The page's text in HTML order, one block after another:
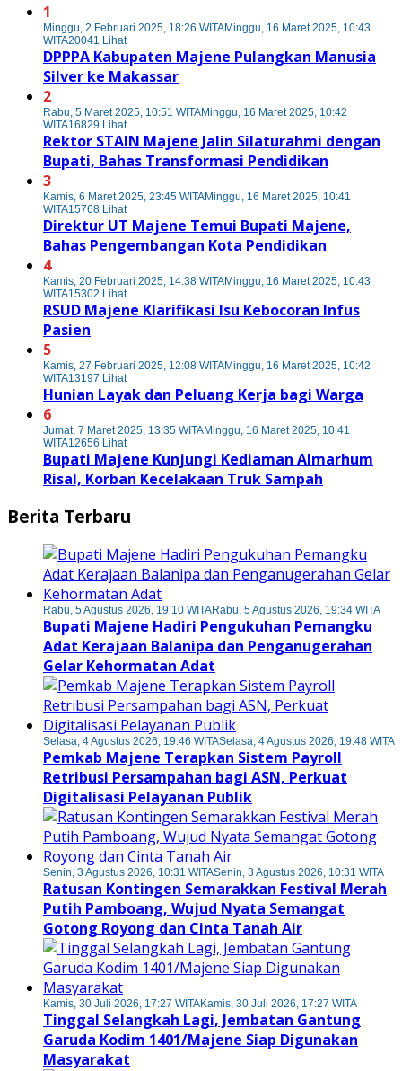
1
Minggu, 2 Februari 2025, 18:26 WITAMinggu, 16 Maret 2025, 10:43
WITA20041 Lihat
DPPPA Kabupaten Majene Pulangkan Manusia
Silver ke Makassar
2
Rabu, 5 Maret 2025, 10:51 WITAMinggu, 16 Maret 2025, 10:42
WITA16829 Lihat
Rektor STAIN Majene Jalin Silaturahmi dengan
Bupati, Bahas Transformasi Pendidikan
3
Kamis, 6 Maret 2025, 23:45 WITAMinggu, 16 Maret 2025, 10:41
WITA15768 Lihat
Direktur UT Majene Temui Bupati Majene,
Bahas Pengembangan Kota Pendidikan
4
Kamis, 20 Februari 2025, 14:38 WITAMinggu, 16 Maret 2025, 10:43
WITA15302 Lihat
RSUD Majene Klarifikasi Isu Kebocoran Infus
Pasien
5
Kamis, 27 Februari 2025, 12:08 WITAMinggu, 16 Maret 2025, 10:42
WITA13197 Lihat
Hunian Layak dan Peluang Kerja bagi Warga
6
Jumat, 7 Maret 2025, 13:35 WITAMinggu, 16 Maret 2025, 10:41
WITA12656 Lihat
Bupati Majene Kunjungi Kediaman Almarhum
Risal, Korban Kecelakaan Truk Sampah
Berita Terbaru
Rabu, 5 Agustus 2026, 19:10 WITARabu, 5 Agustus 2026, 19:34 WITA
Bupati Majene Hadiri Pengukuhan Pemangku
Adat Kerajaan Balanipa dan Penganugerahan
Gelar Kehormatan Adat
Selasa, 4 Agustus 2026, 19:46 WITASelasa, 4 Agustus 2026, 19:48 WITA
Pemkab Majene Terapkan Sistem Payroll
Retribusi Persampahan bagi ASN, Perkuat
Digitalisasi Pelayanan Publik
Senin, 3 Agustus 2026, 10:31 WITASenin, 3 Agustus 2026, 10:31 WITA
Ratusan Kontingen Semarakkan Festival Merah
Putih Pamboang, Wujud Nyata Semangat
Gotong Royong dan Cinta Tanah Air
Kamis, 30 Juli 2026, 17:27 WITAKamis, 30 Juli 2026, 17:27 WITA
Tinggal Selangkah Lagi, Jembatan Gantung
Garuda Kodim 1401/Majene Siap Digunakan
Masyarakat